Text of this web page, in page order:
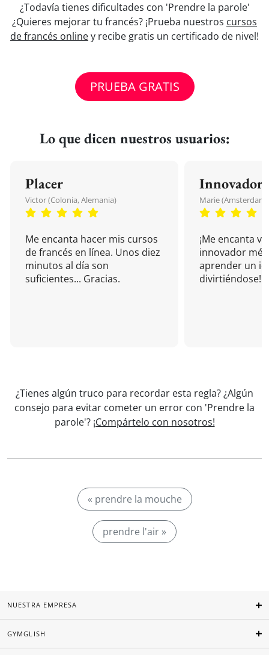
¿Todavía tienes dificultades con 'Prendre la parole'
¿Quieres mejorar tu francés? ¡Prueba nuestros cursos
de francés onliney recibe gratis un certificado de nivel!
PRUEBA GRATIS
Lo que dicen nuestros usuarios:
Placer
Victor (Colonia, Alemania)
Me encanta hacer mis cursos
de francés en línea. Unos diez
minutos al día son
suficientes... Gracias.
Innovador
Marie (Amsterdam,
¡Me encanta
innovador
aprender un
divirtiéndose!
¿Tienes algún truco para recordar esta regla? ¿Algún
consejo para evitar cometer un error con 'Prendre la
parole'? ¡Compártelo con nosotros!
« prendre la mouche
prendre l'air »
NUESTRA EMPRESA
GYMGLISH